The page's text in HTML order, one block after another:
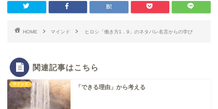
HOME マインド ヒロシ「働き方1．9」のネタバレ名言からの学び
関連記事はこちら
マインド 「できる理由」から考える